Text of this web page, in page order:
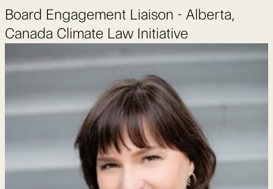
Board Engagement Liaison - Alberta,
Canada Climate Law Initiative